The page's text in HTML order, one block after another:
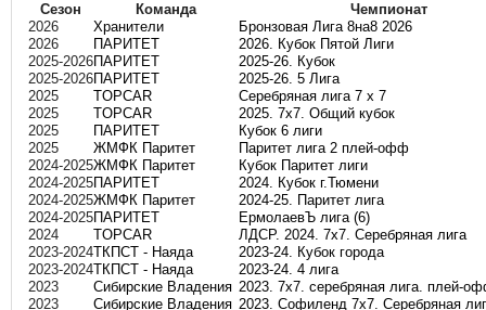
Сезон
Команда
Чемпионат
2026
Хранители
Бронзовая Лига 8на8 2026
2026
ПАРИТЕТ
2026. Кубок Пятой Лиги
2025-2026ПАРИТЕТ
2025-26. Кубок
2025-2026ПАРИТЕТ
2025-26. 5 Лига
2025
TOPCAR
Серебряная лига 7 х 7
2025
TOPCAR
2025. 7х7. Общий кубок
2025
ПАРИТЕТ
Кубок 6 лиги
2025
ЖМФК Паритет
Паритет лига 2 плей-офф
2024-2025ЖМФК Паритет
Кубок Паритет лиги
2024-2025ПАРИТЕТ
2024. Кубок г.Тюмени
2024-2025ЖМФК Паритет
2024-25. Паритет лига
2024-2025ПАРИТЕТ
ЕрмолаевЪ лига (6)
2024
TOPCAR
ЛДСР. 2024. 7х7. Серебряная лига
2023-2024ТКПСТ - Наяда
2023-24. Кубок города
2023-2024ТКПСТ - Наяда
2023-24. 4 лига
2023
Сибирские Владения 2023. 7х7. серебряная лига. плей-
2023
Сибирские Владения 2023. Софиленд 7х7. Серебряная